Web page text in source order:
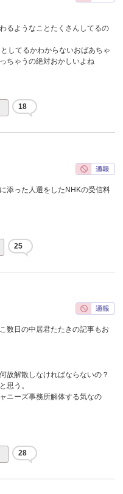
るようなことたくさんしてるの
してるかわからないおばあちゃ
ちゃうの絶対おかしいよね
18
添った人選をしたNHKの受信料
25
数日の中居君たたきの記事もお
故解散しなければならないの？
思う。
ニーズ事務所解体する気なの
28